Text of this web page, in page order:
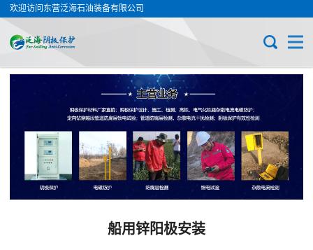
欢迎访问东营泛海石油装备有限公司
船用锌阳极安装